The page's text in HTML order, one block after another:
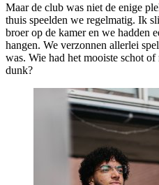
Maar de club was niet de enige
thuis speelden we regelmatig. Ik
broer op de kamer en we hadden
hangen. We verzonnen allerlei
was. Wie had het mooiste schot of
dunk?